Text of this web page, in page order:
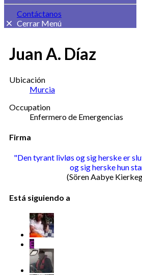
Contáctanos
Cerrar Menú
Juan A. Díaz
Ubicación
Murcia
Occupation
Enfermero de Emergencias
Firma
"Den tyrant livløs og sig herske er
og sig herske hun
(Sören Aabye
Está siguiendo a
E